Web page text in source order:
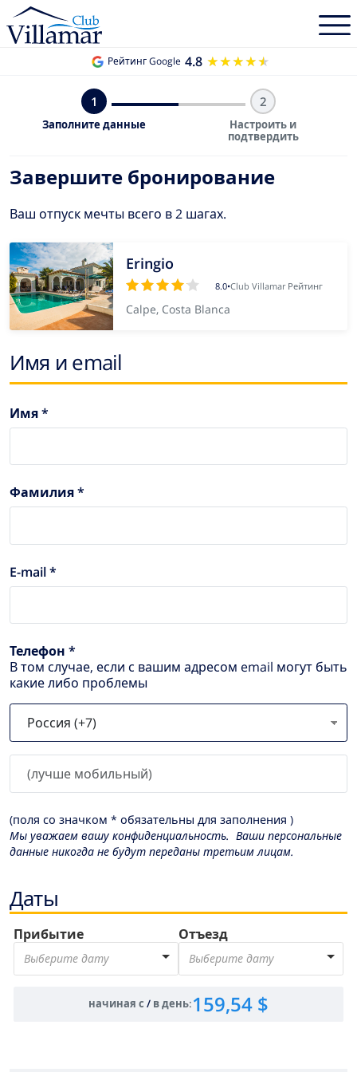
Рейтинг Google 4.8 ★★★★★
★★★★★
1
Заполните данные
2
Настроить и
подтвердить
Завершите бронирование
Ваш отпуск мечты всего в 2 шагах.
Eringio
8.0•Club Villamar Рейтинг
Calpe, Costa Blanca
Имя и email
Имя *
Фамилия *
E-mail *
Телефон *
В том случае, если с вашим адресом email могут быть
какие либо проблемы
(поля со значком * обязательны для заполнения )
Мы уважаем вашу конфиденциальность. Ваши персональные
данные никогда не будут переданы третьим лицам.
Даты
Прибытие
Выберите дату
Отъезд
Выберите дату
начиная с / в день:159,54 $